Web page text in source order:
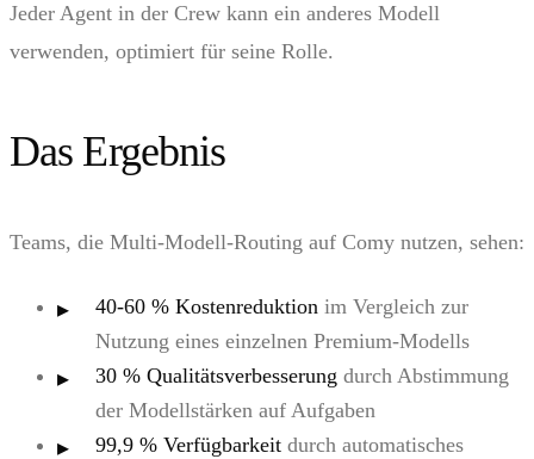
Jeder Agent in der Crew kann ein anderes Modell
verwenden, optimiert für seine Rolle.
Das Ergebnis
Teams, die Multi-Modell-Routing auf Comy nutzen, sehen:
40-60 % Kostenreduktion im Vergleich zur
Nutzung eines einzelnen Premium-Modells
30 % Qualitätsverbesserung durch Abstimmung
der Modellstärken auf Aufgaben
99,9 % Verfügbarkeit durch automatisches